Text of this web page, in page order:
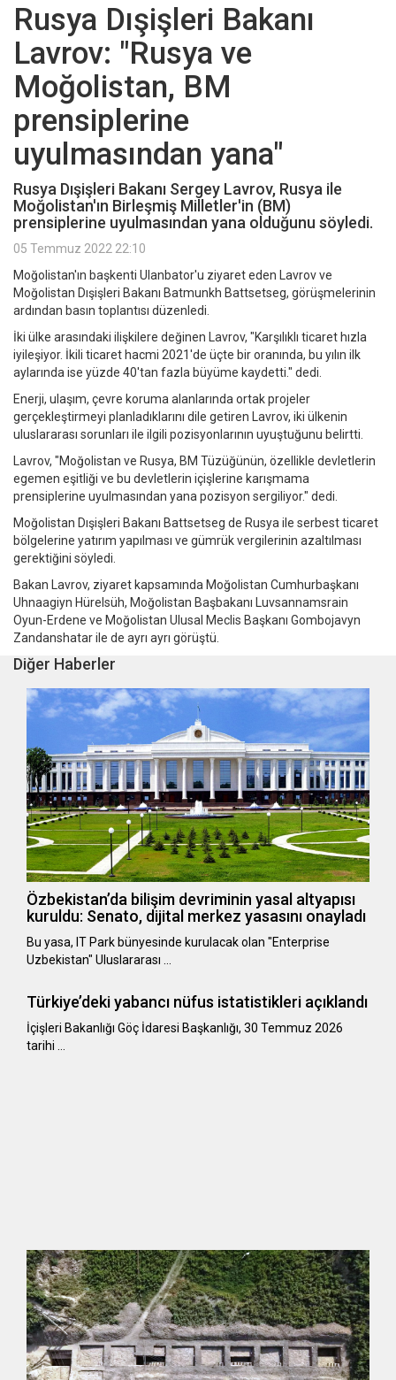
Rusya Dışişleri Bakanı
Lavrov: "Rusya ve
Moğolistan, BM
prensiplerine
uyulmasından yana"
Rusya Dışişleri Bakanı Sergey Lavrov, Rusya ile
Moğolistan'ın Birleşmiş Milletler'in (BM)
prensiplerine uyulmasından yana olduğunu söyledi.
05 Temmuz 2022 22:10
Moğolistan'ın başkenti Ulanbator'u ziyaret eden Lavrov ve
Moğolistan Dışişleri Bakanı Batmunkh Battsetseg, görüşmelerinin
ardından basın toplantısı düzenledi.
İki ülke arasındaki ilişkilere değinen Lavrov, "Karşılıklı ticaret hızla
iyileşiyor. İkili ticaret hacmi 2021'de üçte bir oranında, bu yılın ilk
aylarında ise yüzde 40'tan fazla büyüme kaydetti." dedi.
Enerji, ulaşım, çevre koruma alanlarında ortak projeler
gerçekleştirmeyi planladıklarını dile getiren Lavrov, iki ülkenin
uluslararası sorunları ile ilgili pozisyonlarının uyuştuğunu belirtti.
Lavrov, "Moğolistan ve Rusya, BM Tüzüğünün, özellikle devletlerin
egemen eşitliği ve bu devletlerin içişlerine karışmama
prensiplerine uyulmasından yana pozisyon sergiliyor." dedi.
Moğolistan Dışişleri Bakanı Battsetseg de Rusya ile serbest ticaret
bölgelerine yatırım yapılması ve gümrük vergilerinin azaltılması
gerektiğini söyledi.
Bakan Lavrov, ziyaret kapsamında Moğolistan Cumhurbaşkanı
Uhnaagiyn Hürelsüh, Moğolistan Başbakanı Luvsannamsrain
Oyun-Erdene ve Moğolistan Ulusal Meclis Başkanı Gombojavyn
Zandanshatar ile de ayrı ayrı görüştü.
Diğer Haberler
Özbekistan’da bilişim devriminin yasal altyapısı
kuruldu: Senato, dijital merkez yasasını onayladı
Bu yasa, IT Park bünyesinde kurulacak olan "Enterprise
Uzbekistan" Uluslararası …
Türkiye’deki yabancı nüfus istatistikleri açıklandı
​​​​​​​İçişleri Bakanlığı Göç İdaresi Başkanlığı, 30 Temmuz 2026
tarihi …